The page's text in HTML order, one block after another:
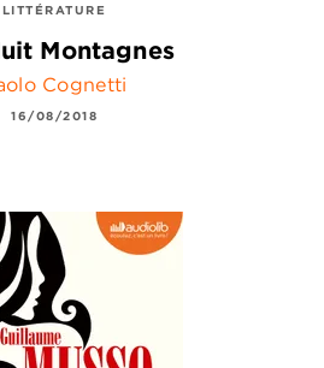
LITTÉRATURE
Montagnes
Cognetti
16/08/2018